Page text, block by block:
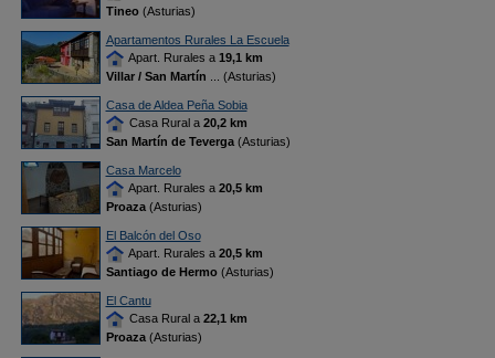
Tineo(Asturias)
Apartamentos Rurales La Escuela
Apart. Rurales a 19,1 km
Villar / San Martín
... (Asturias)
Casa de Aldea Peña Sobia
Casa Rural a 20,2 km
San Martín de Teverga(Asturias)
Casa Marcelo
Apart. Rurales a 20,5 km
Proaza(Asturias)
El Balcón del Oso
Apart. Rurales a 20,5 km
Santiago de Hermo(Asturias)
El Cantu
Casa Rural a 22,1 km
Proaza(Asturias)